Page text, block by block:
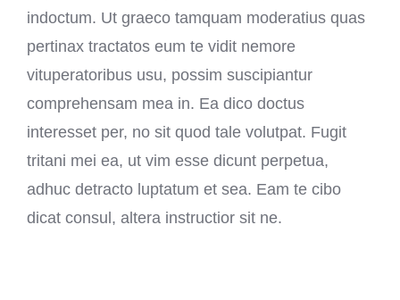
indoctum. Ut graeco tamquam moderatius quas
pertinax tractatos eum te vidit nemore
vituperatoribus usu, possim suscipiantur
comprehensam mea in. Ea dico doctus
interesset per, no sit quod tale volutpat. Fugit
tritani mei ea, ut vim esse dicunt perpetua,
adhuc detracto luptatum et sea. Eam te cibo
dicat consul, altera instructior sit ne.